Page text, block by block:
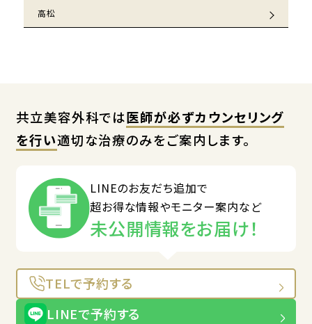
高松
共立美容外科では医師が必ずカウンセリング
を行い適切な治療のみをご案内します。
LINEのお友だち追加で
超お得な情報やモニター案内など
未公開情報をお届け！
TELで予約する
LINEで予約する